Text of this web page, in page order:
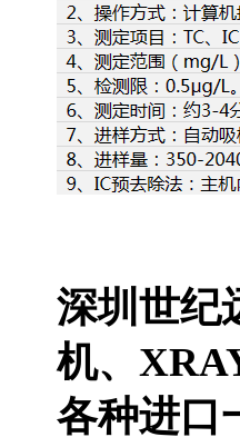
深圳世纪
机、
各种进口